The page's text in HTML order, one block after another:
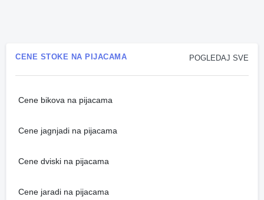
POGLEDAJ SVE
CENE STOKE NA PIJACAMA
Cene bikova na pijacama
Cene jagnjadi na pijacama
Cene dviski na pijacama
Cene jaradi na pijacama